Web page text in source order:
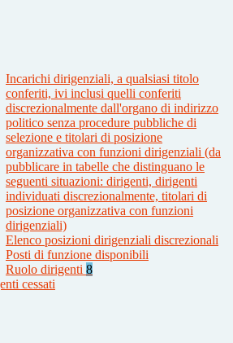
Incarichi dirigenziali, a qualsiasi titolo
conferiti, ivi inclusi quelli conferiti
discrezionalmente dall'organo di indirizzo
politico senza procedure pubbliche di
selezione e titolari di posizione
organizzativa con funzioni dirigenziali (da
pubblicare in tabelle che distinguano le
seguenti situazioni: dirigenti, dirigenti
individuati discrezionalmente, titolari di
posizione organizzativa con funzioni
dirigenziali)
Elenco posizioni dirigenziali discrezionali
Posti di funzione disponibili
Ruolo dirigenti 8
cessati